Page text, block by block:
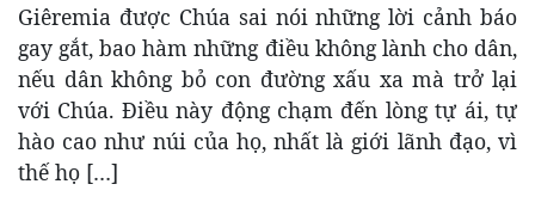
Giêremia được Chúa sai nói những lời cảnh báo
gay gắt, bao hàm những điều không lành cho dân,
nếu dân không bỏ con đường xấu xa mà trở lại
với Chúa. Điều này động chạm đến lòng tự ái, tự
hào cao như núi của họ, nhất là giới lãnh đạo, vì
thế họ […]